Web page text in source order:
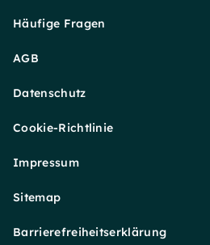
Häufige Fragen
AGB
Datenschutz
Cookie-Richtlinie
Impressum
Sitemap
Barrierefreiheitserklärung